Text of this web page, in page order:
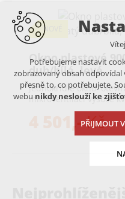
NOVÉ
Okno plastové
dub/bílá, levé
jednokřídlé okno
mikroventilací vysoce
4 501,-Kč
Potřebujeme nastavit
zobrazovaný obsah odpovídal
přesně to, co potřebujete.
webu nikdy neslouží ke
PŘIJMOUT